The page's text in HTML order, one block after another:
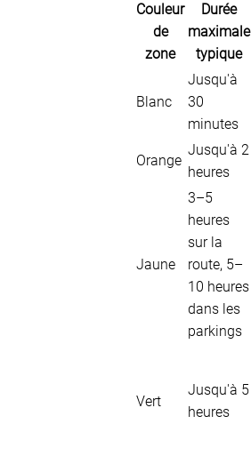
Couleur
de
zone
Durée
maximale
typique
Blanc
Jusqu'à
30
minutes
Orange
Jusqu'à 2
heures
Jaune
3–5
heures
sur la
route, 5–
10 heures
dans les
parkings
Vert
Jusqu'à 5
heures